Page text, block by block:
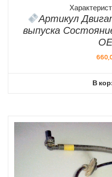
Артикул
выпуска
В